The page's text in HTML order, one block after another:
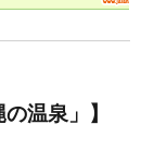
温泉」】